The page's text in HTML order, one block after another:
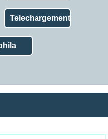
Telechargement